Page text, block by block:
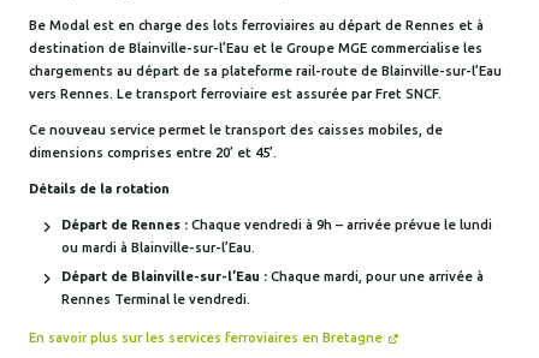
Be Modal est en charge des lots ferroviaires au départ de Rennes et à
destination de Blainville-sur-l’Eau et le Groupe MGE commercialise les
chargements au départ de sa plateforme rail-route de Blainville-sur-l’Eau
vers Rennes. Le transport ferroviaire est assurée par Fret SNCF.
Ce nouveau service permet le transport des caisses mobiles, de
dimensions comprises entre 20’ et 45’.
Détails de la rotation
Départ de Rennes : Chaque vendredi à 9h – arrivée prévue le lundi
ou mardi à Blainville-sur-l’Eau.
Départ de Blainville-sur-l’Eau : Chaque mardi, pour une arrivée à
Rennes Terminal le vendredi.
En savoir plus sur les services ferroviaires en Bretagne